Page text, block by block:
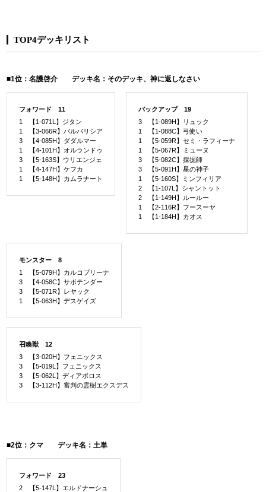
TOP4デッキリスト
■1位：名護啓介 デッキ名：そのデッキ、神に返しなさい
フォワード 11
1 【1-071L】ジタン
1 【3-066R】バルバリシア
3 【4-085H】ダダルマー
1 【4-101H】オルランドゥ
3 【5-163S】ウリエンジェ
1 【4-147H】ケフカ
1 【5-148H】カムラナート
バックアップ 19
3 【1-089H】リュック
1 【1-088C】弓使い
1 【5-059R】セミ・ラフィーナ
1 【5-067R】ミューヌ
3 【5-082C】採掘師
3 【5-091H】星の神子
1 【5-160S】ミンフィリア
2 【1-107L】シャントット
2 【1-149H】ルールー
1 【2-116R】フースーヤ
1 【1-184H】カオス
モンスター 8
1 【5-079H】カルコブリーナ
3 【4-058C】サボテンダー
3 【5-071R】レヤック
1 【5-063H】デスゲイズ
召喚獣 12
3 【3-020H】フェニックス
3 【5-019L】フェニックス
3 【5-062L】ディアボロス
3 【3-112H】審判の霊樹エクスデス
■2位：クマ デッキ名：土単
フォワード 23
2 【5-147L】エルドナーシュ